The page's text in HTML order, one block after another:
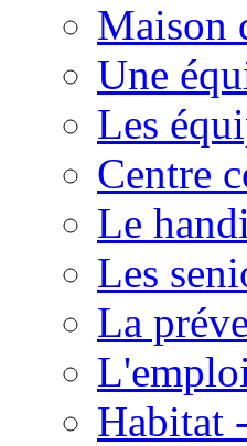
Maison
Une
Les
Centre
Le
Les
La
Habitat